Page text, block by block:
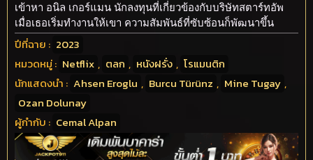
เข้าหา อนิล เกอร์แมน นักลงทุนที่เกี่ยวข้องกับบริษัทสตาร์ทอัพ
เมื่อเธอเริ่มทำงานให้เขา ความสัมพันธ์ที่ซับซ้อนก็พัฒนาขึ้น
ปีที่ฉาย : 2023
หมวดหมู่ : Netflix , ตลก , หนังฝรั่ง , โรแมนติก
นักแสดงนำ : Ahsen Eroglu , Burcu Türünz , Mine Tugay ,
Ozan Dolunay
ผู้กำกับ : Cemal Alpan